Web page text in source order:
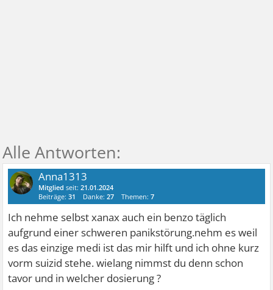
Anna1313
Mitglied seit:21.01.2024
Beiträge:31 Danke:27 Themen:7
Ich nehme selbst xanax auch ein benzo täglich
aufgrund einer schweren panikstörung.nehm es weil
es das einzige medi ist das mir hilft und ich ohne kurz
vorm suizid stehe. wielang nimmst du denn schon
tavor und in welcher dosierung ?